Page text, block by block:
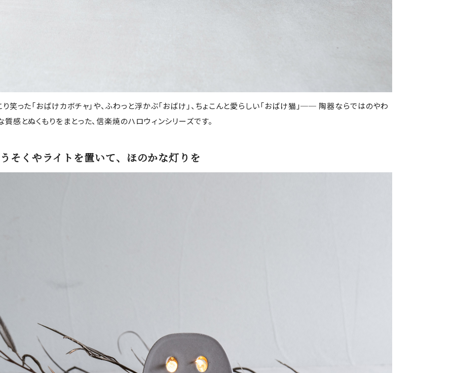
り笑った「おばけカボチャ」や、ふわっと浮かぶ「おばけ」、ちょこんと愛らしい「おばけ猫」── 陶器ならではのやわ
質感とぬくもりをまとった、信楽焼のハロウィンシリーズです。
そくやライトを置いて、ほのかな灯りを